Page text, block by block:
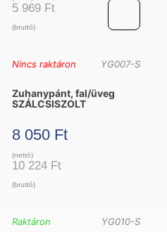
mennyiség
5 969 Ft
(bruttó)
üveg
YG007-S
Nincs raktáron
Zuhanypánt, fal/üveg
SZÁLCSISZOLT
8 050 Ft
(nettó)
10 224 Ft
(bruttó)
YG010-S
Raktáron